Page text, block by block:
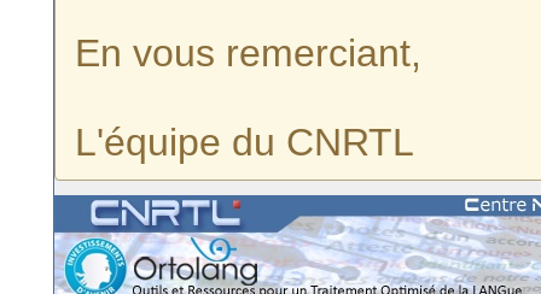
En vous remerciant,
L'équipe du CNRTL